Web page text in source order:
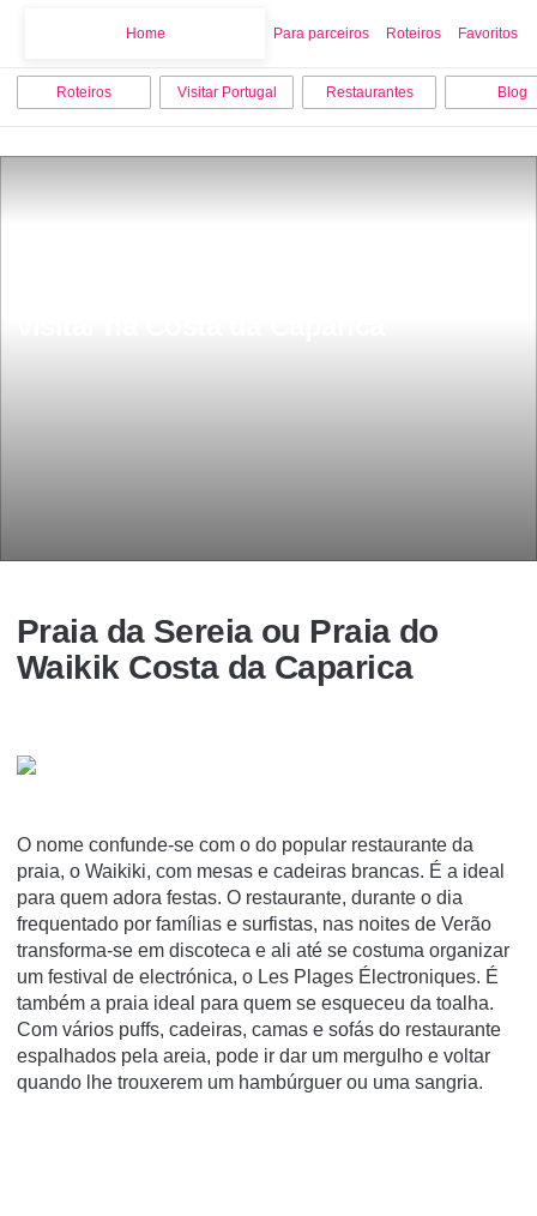
Home Para parceiros Roteiros Favoritos
Roteiros Visitar Portugal Restaurantes Blog
Praia da Sereia ou Praia do
Waikik Costa da Caparica
O nome confunde-se com o do popular restaurante da
praia, o Waikiki, com mesas e cadeiras brancas. É a ideal
para quem adora festas. O restaurante, durante o dia
frequentado por famílias e surfistas, nas noites de Verão
transforma-se em discoteca e ali até se costuma organizar
um festival de electrónica, o Les Plages Électroniques. É
também a praia ideal para quem se esqueceu da toalha.
Com vários puffs, cadeiras, camas e sofás do restaurante
espalhados pela areia, pode ir dar um mergulho e voltar
quando lhe trouxerem um hambúrguer ou uma sangria.